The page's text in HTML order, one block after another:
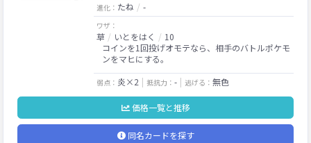
進化： たね -
ワザ：
草 いとをはく
10
コインを1回投げオモテなら、相手のバトルポケモ
ンをマヒにする。
弱点： 炎×2 抵抗力： - 逃げる： 無色
価格一覧と推移
同名カードを探す